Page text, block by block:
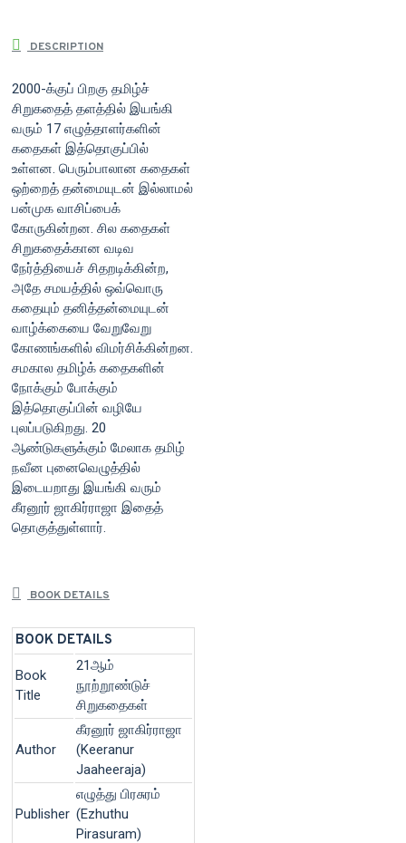
DESCRIPTION
2000-க்குப் பிறகு தமிழ்ச்
சிறுகதைத் தளத்தில் இயங்கி
வரும் 17 எழுத்தாளர்களின்
கதைகள் இத்தொகுப்பில்
உள்ளன. பெரும்பாலான கதைகள்
ஒற்றைத் தன்மையுடன் இல்லாமல்
பன்முக வாசிப்பைக்
கோருகின்றன. சில கதைகள்
சிறுகதைக்கான வடிவ
நேர்த்தியைச் சிதறடிக்கின்ற,
அதே சமயத்தில் ஒவ்வொரு
கதையும் தனித்தன்மையுடன்
வாழ்க்கையை வேறுவேறு
கோணங்களில் விமர்சிக்கின்றன.
சமகால தமிழ்க் கதைகளின்
நோக்கும் போக்கும்
இத்தொகுப்பின் வழியே
புலப்படுகிறது. 20
ஆண்டுகளுக்கும் மேலாக தமிழ்
நவீன புனைவெழுத்தில்
இடையறாது இயங்கி வரும்
கீரனூர் ஜாகிர்ராஜா இதைத்
தொகுத்துள்ளார்.
BOOK DETAILS
BOOK DETAILS
Book
Title
21ஆம்
நூற்றூண்டுச்
சிறுகதைகள்
Author
கீரனூர் ஜாகிர்ராஜா
(Keeranur
Jaaheeraja)
Publisher
எழுத்து பிரசுரம்
(Ezhuthu
Pirasuram)